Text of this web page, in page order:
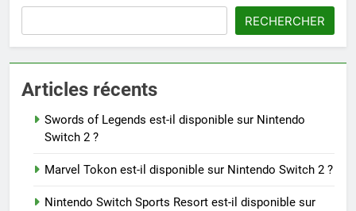
RECHERCHER
Articles récents
Swords of Legends est-il disponible sur Nintendo
Switch 2 ?
Marvel Tokon est-il disponible sur Nintendo Switch 2 ?
Nintendo Switch Sports Resort est-il disponible sur